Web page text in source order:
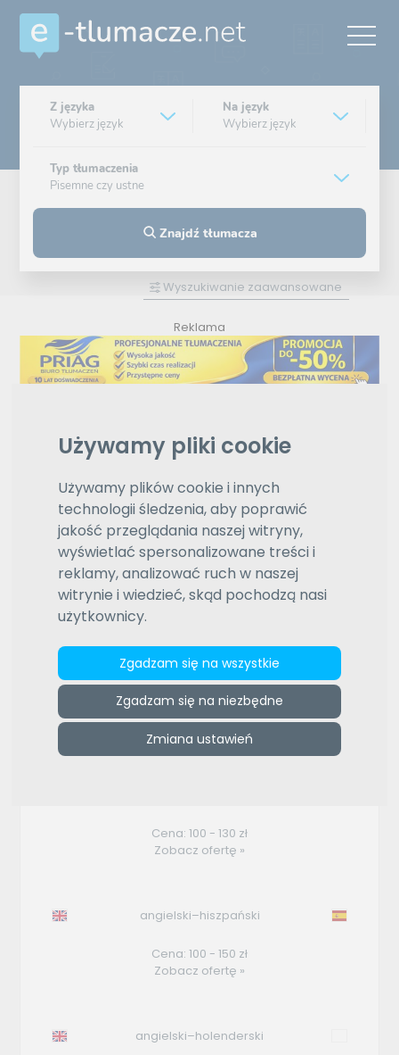
Używamy pliki cookie
Używamy plików cookie i innych
technologii śledzenia, aby poprawić
jakość przeglądania naszej witryny,
wyświetlać spersonalizowane treści i
reklamy, analizować ruch w naszej
witrynie i wiedzieć, skąd pochodzą nasi
użytkownicy.
Zgadzam się na wszystkie
Zgadzam się na niezbędne
Zmiana ustawień
Z języka
Wybierz język
Na język
Wybierz język
Typ tłumaczenia
Pisemne czy ustne
Znajdź tłumacza
Wyszukiwanie zaawansowane
Reklama
e-tlumacze.net CJS TŁUMACZENIA
Oferty użytkownika
angielski–arabski
Cena: 100 - 130 zł
Zobacz ofertę »
angielski–duński
Cena: 120 - 160 zł
Zobacz ofertę »
Cena: 100 - 130 zł
Zobacz ofertę »
angielski–hiszpański
Cena: 100 - 150 zł
Zobacz ofertę »
angielski–holenderski